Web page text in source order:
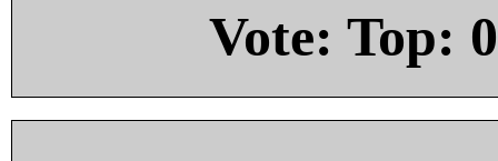
Vote: Top: 0